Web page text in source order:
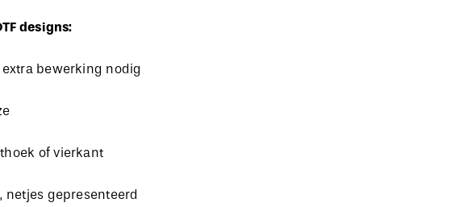
designs:
bewerking nodig
of vierkant
gepresenteerd